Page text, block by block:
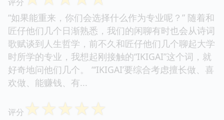
“如果能重来，你们会选择什么作为专业呢？” 随着和
匠仔他们几个日渐熟悉，我们的闲聊有时也会从诗词
歌赋谈到人生哲学，前不久和匠仔他们几个聊起大学
时所学的专业，我想起刚接触的“IKIGAI”这个词，就
好奇地问他们几个。 “‘IKIGAI’要综合考虑擅长做、喜
欢做、能赚钱、有...
评分 ☆☆☆☆☆